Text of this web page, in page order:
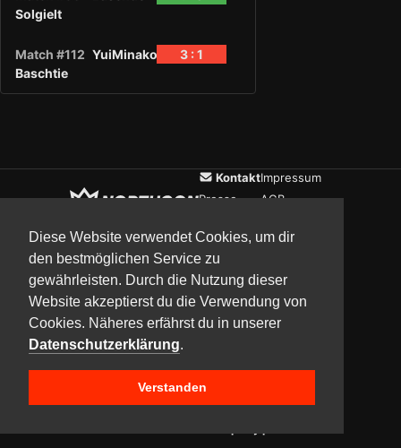
Diese Website verwendet Cookies, um dir
den bestmöglichen Service zu
gewährleisten. Durch die Nutzung dieser
Website akzeptierst du die Verwendung von
Cookies. Näheres erfährst du in unserer
Datenschutzerklärung.
Verstanden
Solgielt
Match #112 YuiMinako
3 : 1
Baschtie
Kontakt
Presse
Impressum
AGB
UpdatesCommunityMedia